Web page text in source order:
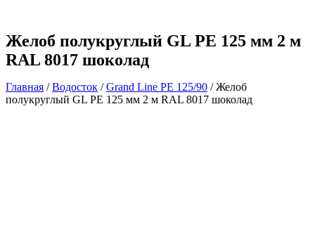
Желоб полукруглый GL PE 125 мм 2 м
RAL 8017 шоколад
Главная /Водосток /Grand Line РЕ 125/90 / Желоб
полукруглый GL PE 125 мм 2 м RAL 8017 шоколад